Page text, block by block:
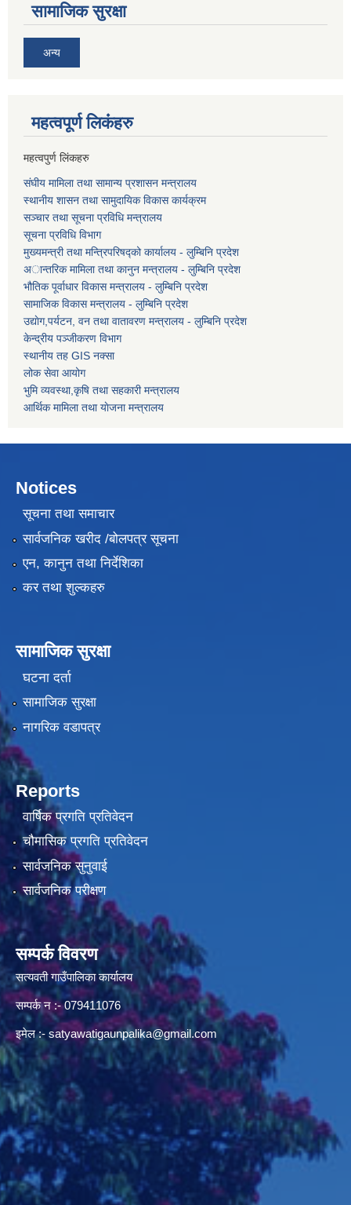
सामाजिक सुरक्षा
अन्य
महत्वपूर्ण लि‌कंंहरु
महत्वपुर्ण लिंकहरु
संघीय मामिला तथा सामान्य प्रशासन मन्त्रालय
स्थानीय शासन तथा सामुदायिक विकास कार्यक्रम
सञ्चार तथा सूचना प्रविधि मन्त्रालय
सूचना प्रविधि विभाग
मुख्यमन्त्री तथा मन्त्रिपरिषद्को कार्यालय - लुम्बिनि प्रदेश
अान्तरिक मामिला तथा कानुन मन्त्रालय - लुम्बिनि प्रदेश
भौतिक पूर्वाधार विकास मन्त्रालय - लुम्बिनि प्रदेश
सामाजिक विकास मन्त्रालय - लुम्बिनि प्रदेश
उद्याेग,पर्यटन, वन तथा वातावरण मन्त्रालय - लुम्बिनि प्रदेश
केन्द्रीय पञ्जीकरण विभाग
स्थानीय तह GIS नक्सा
लोक सेवा आयोग
भुमि व्यवस्था,कृषि तथा सहकारी मन्त्रालय
आर्थिक मामिला तथा याेजना मन्त्रालय
Notices
सूचना तथा समाचार
सार्वजनिक खरीद /बोलपत्र सूचना
एन, कानुन तथा निर्देशिका
कर तथा शुल्कहरु
सामाजिक सुरक्षा
घटना दर्ता
सामाजिक सुरक्षा
नागरिक वडापत्र
Reports
वार्षिक प्रगति प्रतिवेदन
चौमासिक प्रगति प्रतिवेदन
सार्वजनिक सुनुवाई
सार्वजनिक परीक्षण
सम्पर्क विवरण
सत्यवती गाउँपालिका कार्यालय
सम्पर्क न‌ :- 079411076
इमेल :- satyawatigaunpalika@gmail.com